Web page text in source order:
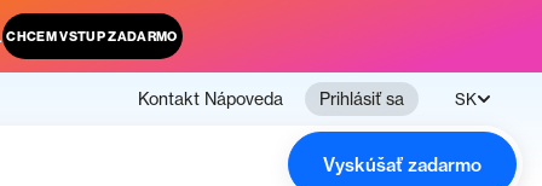
CHCEM VSTUP ZADARMO
Kontakt Nápoveda Prihlásiť sa SK
Vyskúšať zadarmo